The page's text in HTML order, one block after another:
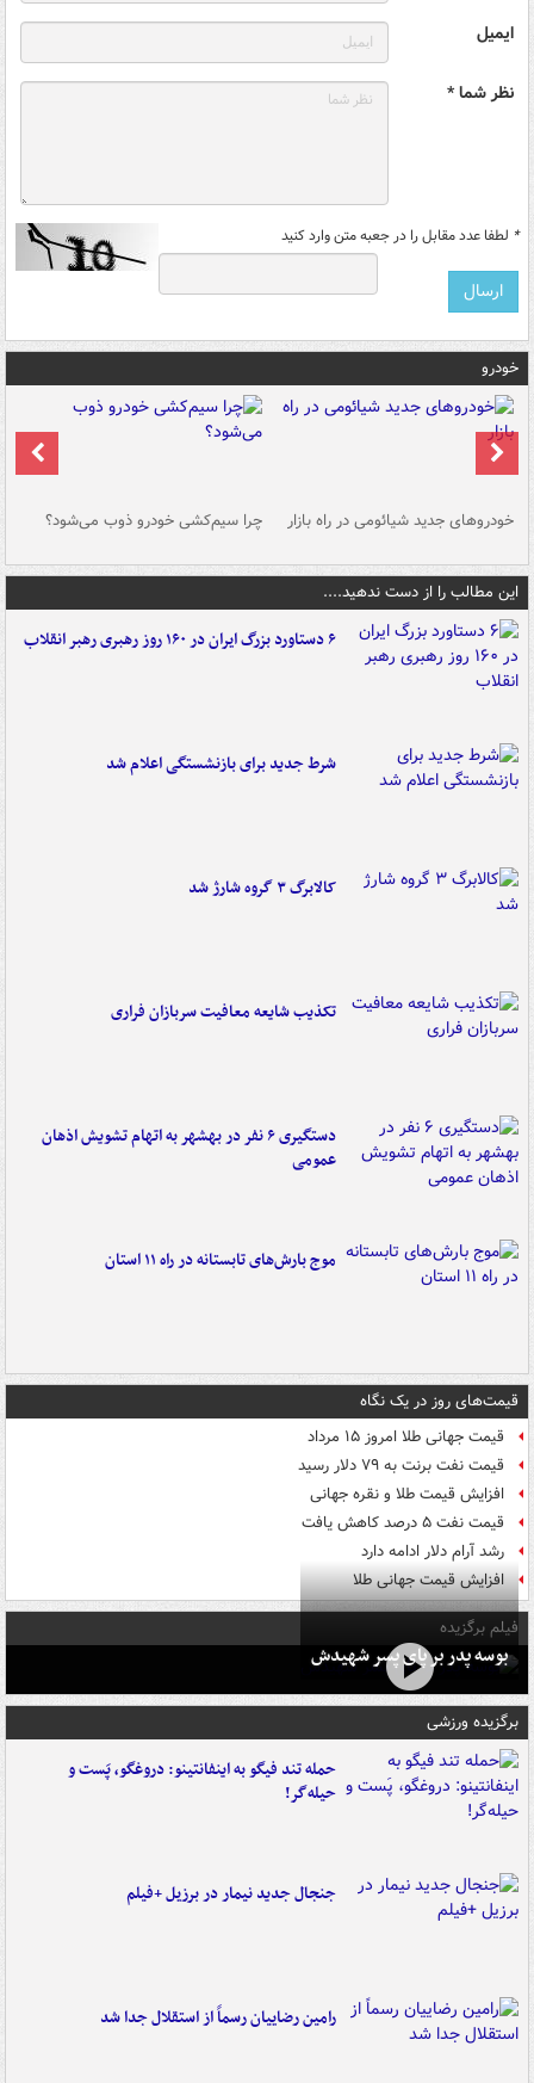
ایمیل
نظر شما *
* لطفا عدد مقابل را در جعبه متن وارد کنید
خودرو
خودروهای جدید شیائومی در راه بازار چرا سیم‌کشی خودرو ذوب می‌شود؟
این مطالب را از دست ندهید....
۶ دستاورد بزرگ ایران در ۱۶۰ روز رهبری رهبر انقلاب
شرط جدید برای بازنشستگی اعلام شد
کالابرگ ۳ گروه شارژ شد
تکذیب شایعه معافیت سربازان فراری
دستگیری ۶ نفر در بهشهر به اتهام تشویش اذهان
عمومی
موج بارش‌های تابستانه در راه ۱۱ استان
قیمت‌های روز در یک نگاه
قیمت جهانی طلا امروز ۱۵ مرداد
قیمت نفت برنت به ۷۹ دلار رسید
افزایش قیمت طلا و نقره جهانی
قیمت نفت ۵ درصد کاهش یافت
رشد آرام دلار ادامه دارد
افزایش قیمت جهانی طلا
فیلم برگزیده
بوسه‌ پدر بر پای پسر شهیدش
برگزیده ورزشی
حمله تند فیگو به اینفانتینو: دروغگو، پَست‌ و
حیله‌گر!
جنجال جدید نیمار در برزیل +فیلم
رامین رضاییان رسماً از استقلال جدا شد